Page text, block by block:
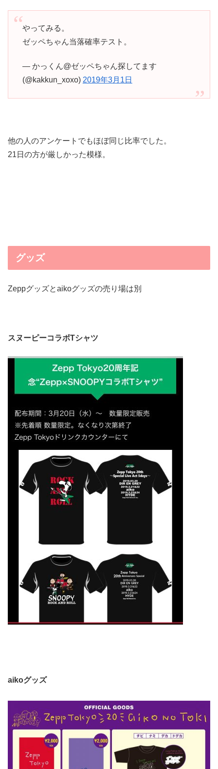
やってみる。
ゼッペちゃん当落確率テスト。
— かっくん@ゼッペちゃん探してます
(@kakkun_xoxo) 2019年3月1日
他の人のアンケートでもほぼ同じ比率でした。
21日の方が厳しかった模様。
グッズ
Zeppグッズとaikoグッズの売り場は別
スヌーピーコラボTシャツ
aikoグッズ